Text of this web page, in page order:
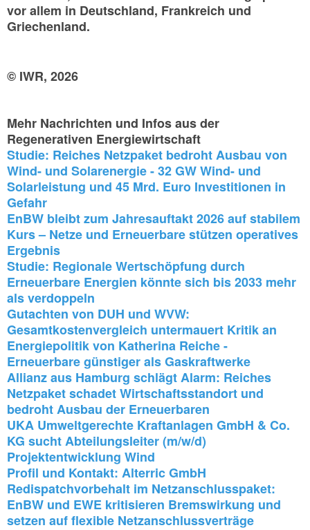
vor allem in Deutschland, Frankreich und
Griechenland.
© IWR, 2026
Mehr Nachrichten und Infos aus der
Regenerativen Energiewirtschaft
Studie: Reiches Netzpaket bedroht Ausbau von
Wind- und Solarenergie - 32 GW Wind- und
Solarleistung und 45 Mrd. Euro Investitionen in
Gefahr
EnBW bleibt zum Jahresauftakt 2026 auf stabilem
Kurs – Netze und Erneuerbare stützen operatives
Ergebnis
Studie: Regionale Wertschöpfung durch
Erneuerbare Energien könnte sich bis 2033 mehr
als verdoppeln
Gutachten von DUH und WVW:
Gesamtkostenvergleich untermauert Kritik an
Energiepolitik von Katherina Reiche -
Erneuerbare günstiger als Gaskraftwerke
Allianz aus Hamburg schlägt Alarm: Reiches
Netzpaket schadet Wirtschaftsstandort und
bedroht Ausbau der Erneuerbaren
UKA Umweltgerechte Kraftanlagen GmbH & Co.
KG sucht Abteilungsleiter (m/w/d)
Projektentwicklung Wind
Profil und Kontakt: Alterric GmbH
Redispatchvorbehalt im Netzanschlusspaket:
EnBW und EWE kritisieren Bremswirkung und
setzen auf flexible Netzanschlussverträge